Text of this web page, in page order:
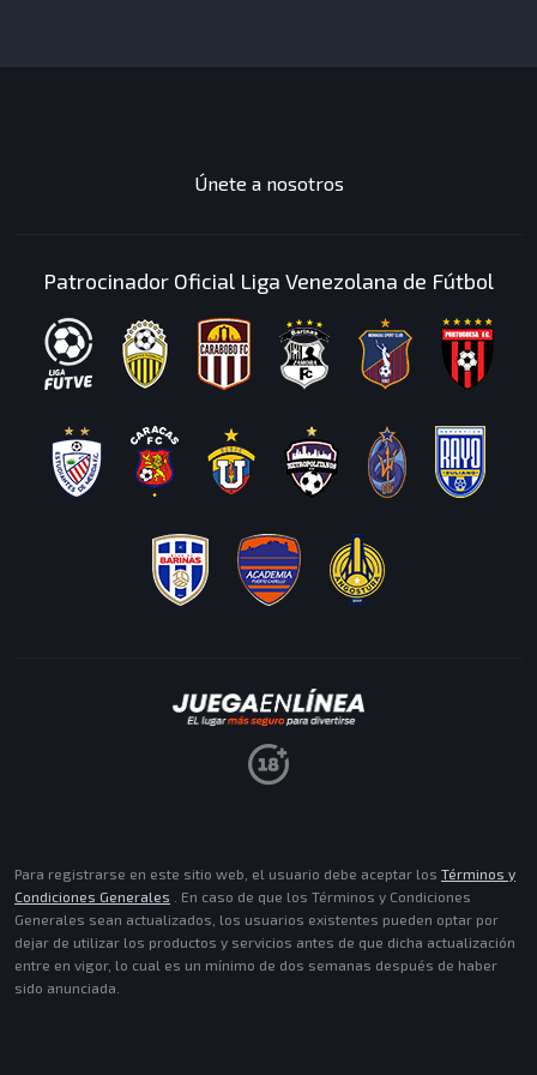
Únete a nosotros
Patrocinador Oficial Liga Venezolana de Fútbol
Para registrarse en este sitio web, el usuario debe aceptar los Términos y
Condiciones Generales . En caso de que los Términos y Condiciones
Generales sean actualizados, los usuarios existentes pueden optar por
dejar de utilizar los productos y servicios antes de que dicha actualización
entre en vigor, lo cual es un mínimo de dos semanas después de haber
sido anunciada.
Has completado una
mision
MISIONES ACEPTAR